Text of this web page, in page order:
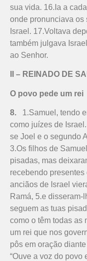
sua vida. 16.Ia a
onde pronunciava os
Israel. 17.Voltava
também julgava
ao Senhor.
II – REINADO DE
O povo pede um rei
8. 1.Samuel, tendo
como juízes de
se Joel e o segundo
3.Os filhos de
pisadas, mas
recebendo
anciãos de Israel
Ramá, 5.e disseram-
seguem as tuas
como o têm todas as
um rei que nos
pôs em oração
“Ouve a voz do povo